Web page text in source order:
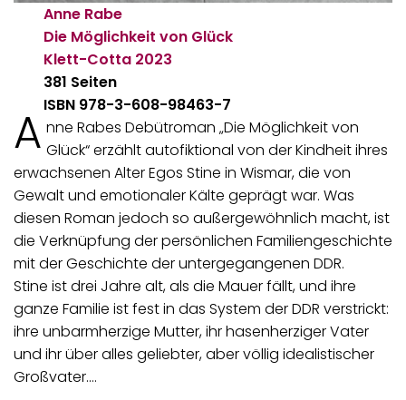
Anne Rabe
Die Möglichkeit von Glück
Klett-Cotta 2023
381 Seiten
ISBN 978-3-608-98463-7
A nne Rabes Debütroman „Die Möglichkeit von
Glück“ erzählt autofiktional von der Kindheit ihres
erwachsenen Alter Egos Stine in Wismar, die von
Gewalt und emotionaler Kälte geprägt war. Was
diesen Roman jedoch so außergewöhnlich macht, ist
die Verknüpfung der persönlichen Familiengeschichte
mit der Geschichte der untergegangenen DDR.
Stine ist drei Jahre alt, als die Mauer fällt, und ihre
ganze Familie ist fest in das System der DDR verstrickt:
ihre unbarmherzige Mutter, ihr hasenherziger Vater
und ihr über alles geliebter, aber völlig idealistischer
Großvater.…